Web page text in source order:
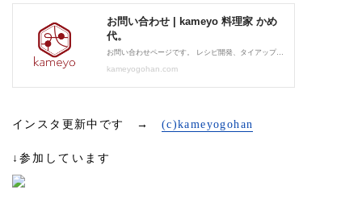
インスタ更新中です → (c)kameyogohan
↓参加しています